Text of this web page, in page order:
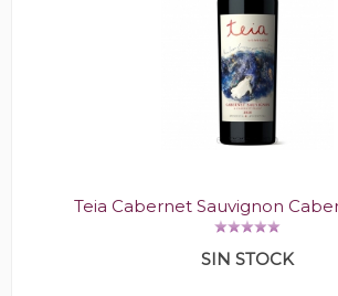
Teia Cabernet Sauvignon
SIN STOCK